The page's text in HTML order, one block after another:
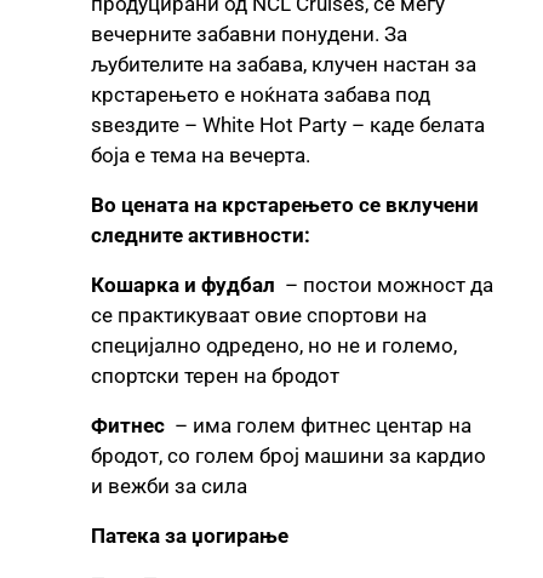
вечерните забавни понудени. За
љубителите на забава, клучен настан за
крстарењето е ноќната забава под
ѕвездите – White Hot Party – каде белата
боја е тема на вечерта.
Во цената на крстарењето се вклучени
следните активности:
Кошарка и фудбал – постои можност да
се практикуваат овие спортови на
специјално одредено, но не и големо,
спортски терен на бродот
Фитнес – има голем фитнес центар на
бродот, со голем број машини за кардио
и вежби за сила
Патека за џогирање